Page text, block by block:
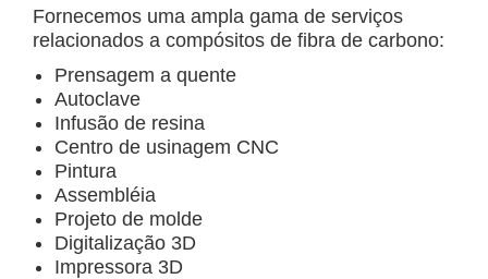
Fornecemos uma ampla gama de serviços
relacionados a compósitos de fibra de carbono:
Prensagem a quente
Autoclave
Infusão de resina
Centro de usinagem CNC
Pintura
Assembléia
Projeto de molde
Digitalização 3D
Impressora 3D